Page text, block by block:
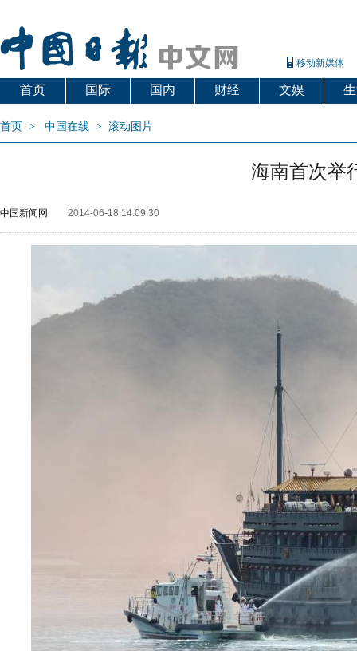
移动新媒体
首页 国际 国内 财经 文娱
首页 > 中国在线 > 滚动图片
海南首次举
中国新闻网 2014-06-18 14:09:30